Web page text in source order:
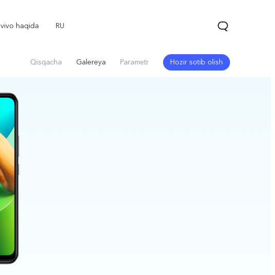
vivo haqida RU
Qisqacha Galereya Parametr Hozir sotib olish